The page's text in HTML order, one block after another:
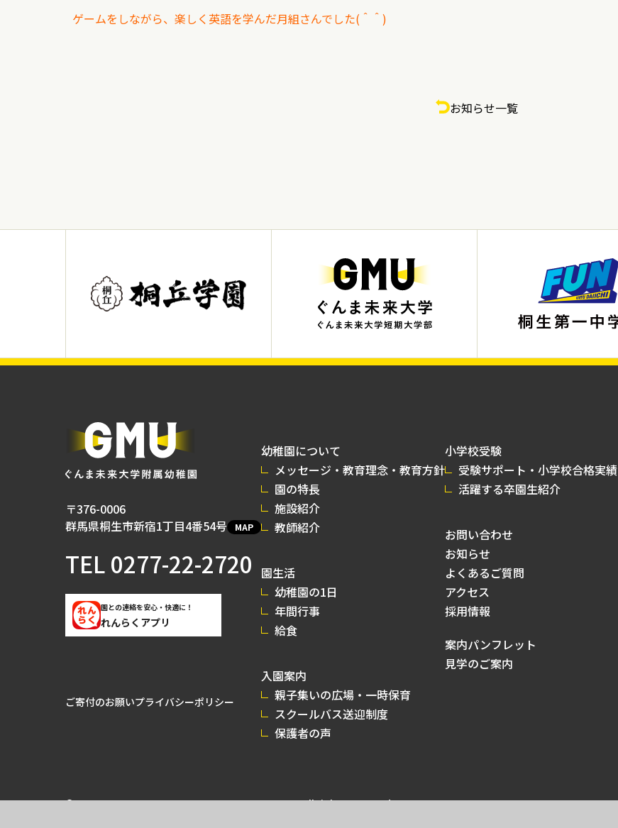
ゲームをしながら、楽しく英語を学んだ月組さんでした(＾＾)
お知らせ一覧
〒376-0006
群馬県桐生市新宿1丁目4番54号
MAP
TEL0277-22-2720
園との連絡を安心・快適に！
れんらくアプリ
ご寄付のお願いプライバシーポリシー
幼稚園について
メッセージ・教育理念・教育方針
園の特長
施設紹介
教師紹介
園生活
幼稚園の1日
年間行事
給食
入園案内
親子集いの広場・一時保育
スクールバス送迎制度
保護者の声
小学校受験
受験サポート・小学校合格実績
活躍する卒園生紹介
お問い合わせ
お知らせ
よくあるご質問
アクセス
採用情報
案内パンフレット
見学のご案内
© 2026 GUNMA MIRAI UNIVERSITY KINDERGARTEN All rights reserved.